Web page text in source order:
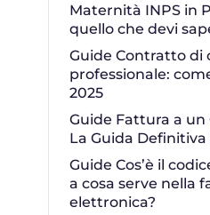
Maternità INPS in
quello che devi
Guide Contratto di
professionale:
2025
Guide Fattura a un
La Guida Definitiva
Guide Cos’è il
a cosa serve nella
elettronica?